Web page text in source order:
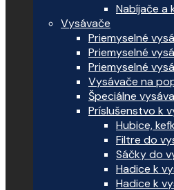
Nabíjače a
Vysávače
Priemyselné
Priemyselné
Priemyselné
Vysávače na
Špeciálne
Príslušenstvo k
Hubice,
Filtre do
Sáčky do
Hadice k
Hadice k